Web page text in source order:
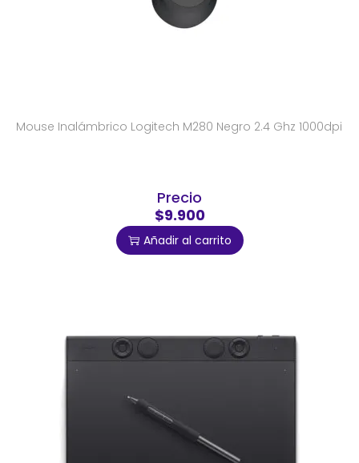
Mouse Inalámbrico Logitech M280 Negro 2.4 Ghz 1000dpi
Precio
$9.900
Añadir al carrito